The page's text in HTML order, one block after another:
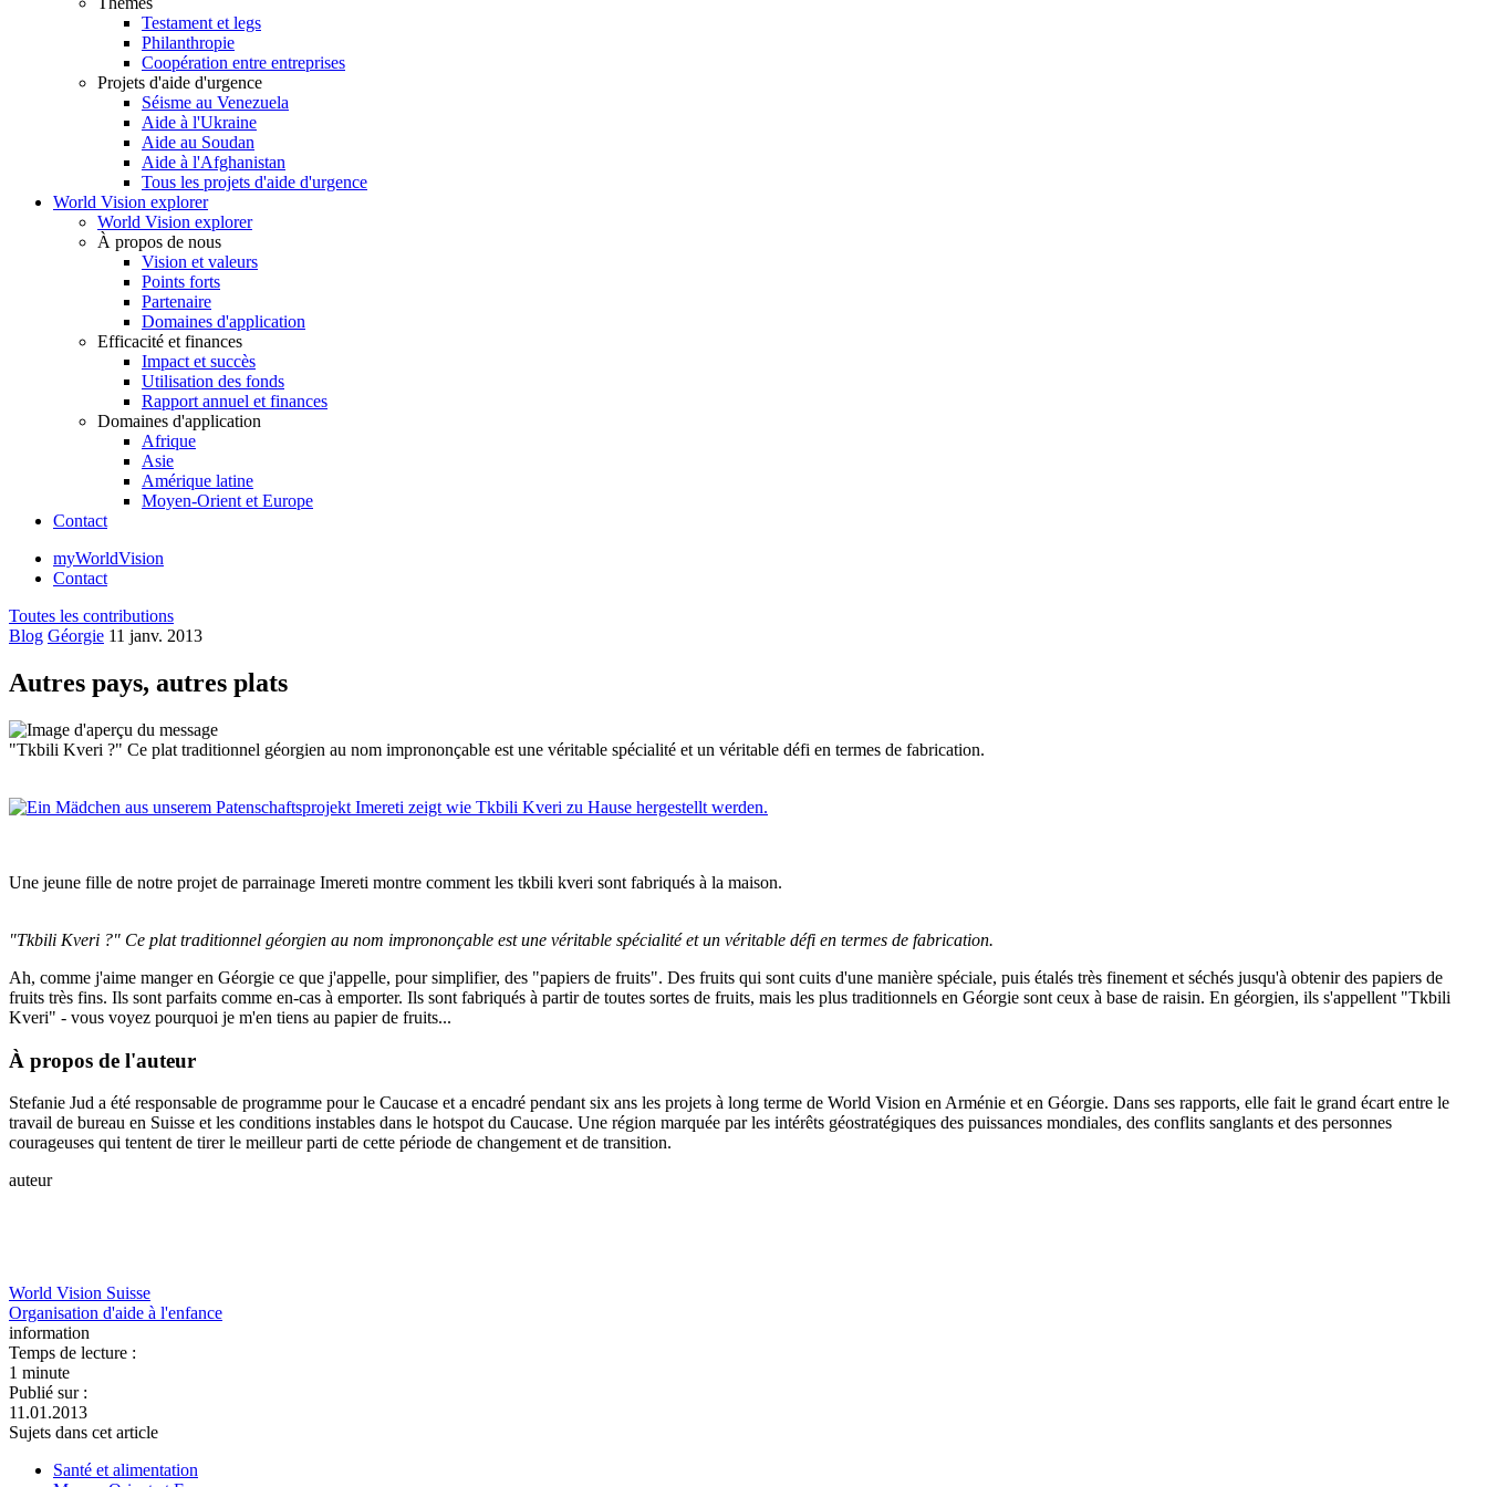
Testament et legs
Philanthropie
Coopération entre entreprises
Projets d'aide d'urgence
Séisme au Venezuela
Aide à l'Ukraine
Aide au Soudan
Aide à l'Afghanistan
Tous les projets d'aide d'urgence
World Vision explorer
World Vision explorer
À propos de nous
Vision et valeurs
Points forts
Partenaire
Domaines d'application
Efficacité et finances
Impact et succès
Utilisation des fonds
Rapport annuel et finances
Domaines d'application
Afrique
Asie
Amérique latine
Moyen-Orient et Europe
Contact
myWorldVision
Contact
Toutes les contributions
Blog Géorgie 11 janv. 2013
Autres pays, autres plats
"Tkbili Kveri ?" Ce plat traditionnel géorgien au nom imprononçable est une véritable spécialité et un véritable défi en termes de fabrication.
Une jeune fille de notre projet de parrainage Imereti montre comment les tkbili kveri sont fabriqués à la maison.
"Tkbili Kveri ?" Ce plat traditionnel géorgien au nom imprononçable est une véritable spécialité et un véritable défi en termes de fabrication.
Ah, comme j'aime manger en Géorgie ce que j'appelle, pour simplifier, des "papiers de fruits". Des fruits qui sont cuits d'une manière spéciale, puis étalés très finement et séchés jusqu'à obtenir des papiers de
fruits très fins. Ils sont parfaits comme en-cas à emporter. Ils sont fabriqués à partir de toutes sortes de fruits, mais les plus traditionnels en Géorgie sont ceux à base de raisin. En géorgien, ils s'appellent "Tkbili
Kveri" - vous voyez pourquoi je m'en tiens au papier de fruits...
À propos de l'auteur
Stefanie Jud a été responsable de programme pour le Caucase et a encadré pendant six ans les projets à long terme de World Vision en Arménie et en Géorgie. Dans ses rapports, elle fait le grand écart entre le
travail de bureau en Suisse et les conditions instables dans le hotspot du Caucase. Une région marquée par les intérêts géostratégiques des puissances mondiales, des conflits sanglants et des personnes
courageuses qui tentent de tirer le meilleur parti de cette période de changement et de transition.
auteur
World Vision Suisse
Organisation d'aide à l'enfance
information
Temps de lecture :
1 minute
Publié sur :
11.01.2013
Sujets dans cet article
Santé et alimentation